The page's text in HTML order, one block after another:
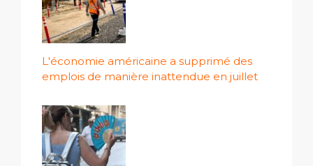
L'économie américaine a supprimé des
emplois de manière inattendue en juillet